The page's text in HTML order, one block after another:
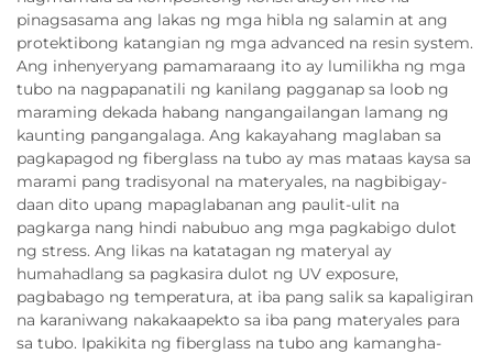
pinagsasama ang lakas ng mga hibla ng salamin at ang
protektibong katangian ng mga advanced na resin system.
Ang inhenyeryang pamamaraang ito ay lumilikha ng mga
tubo na nagpapanatili ng kanilang pagganap sa loob ng
maraming dekada habang nangangailangan lamang ng
kaunting pangangalaga. Ang kakayahang maglaban sa
pagkapagod ng fiberglass na tubo ay mas mataas kaysa sa
marami pang tradisyonal na materyales, na nagbibigay-
daan dito upang mapaglabanan ang paulit-ulit na
pagkarga nang hindi nabubuo ang mga pagkabigo dulot
ng stress. Ang likas na katatagan ng materyal ay
humahadlang sa pagkasira dulot ng UV exposure,
pagbabago ng temperatura, at iba pang salik sa kapaligiran
na karaniwang nakakaapekto sa iba pang materyales para
sa tubo. Ipakikita ng fiberglass na tubo ang kamangha-